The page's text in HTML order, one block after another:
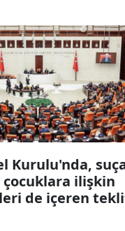
Kurulu'nda,
ilişkin
de içeren